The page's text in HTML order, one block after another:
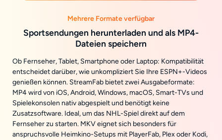
Mehrere Formate verfügbar
Sportsendungen herunterladen und als MP4-
Dateien speichern
Ob Fernseher, Tablet, Smartphone oder Laptop: Kompatibilität
entscheidet darüber, wie unkompliziert Sie Ihre ESPN+-Videos
genießen können. StreamFab bietet zwei Ausgabeformate:
MP4 wird von iOS, Android, Windows, macOS, Smart-TVs und
Spielekonsolen nativ abgespielt und benötigt keine
Zusatzsoftware. Ideal, um das NHL-Spiel direkt auf dem
Fernseher zu starten. MKV eignet sich besonders für
anspruchsvolle Heimkino-Setups mit PlayerFab, Plex oder Kodi,